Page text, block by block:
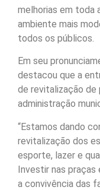
melhorias em toda
ambiente mais
todos os públicos.
Em seu
destacou que a
de revitalização de
administração
“Estamos dando
revitalização dos
esporte, lazer e
Investir nas
a convivência das